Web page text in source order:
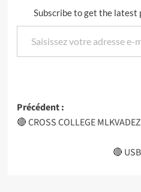
Subscribe to get the latest
Saisissez votre adresse e-mail…
Navigation
d’article
Précédent :
🔴 CROSS COLLEGE
🔴